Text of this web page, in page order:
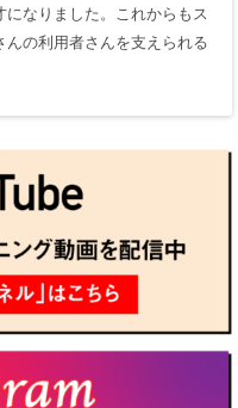
なりました。これからもス
んの利用者さんを支えられる